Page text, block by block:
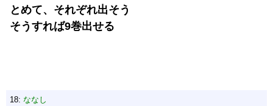
とめて、それぞれ出そう
そうすれば9巻出せる
18: ななし